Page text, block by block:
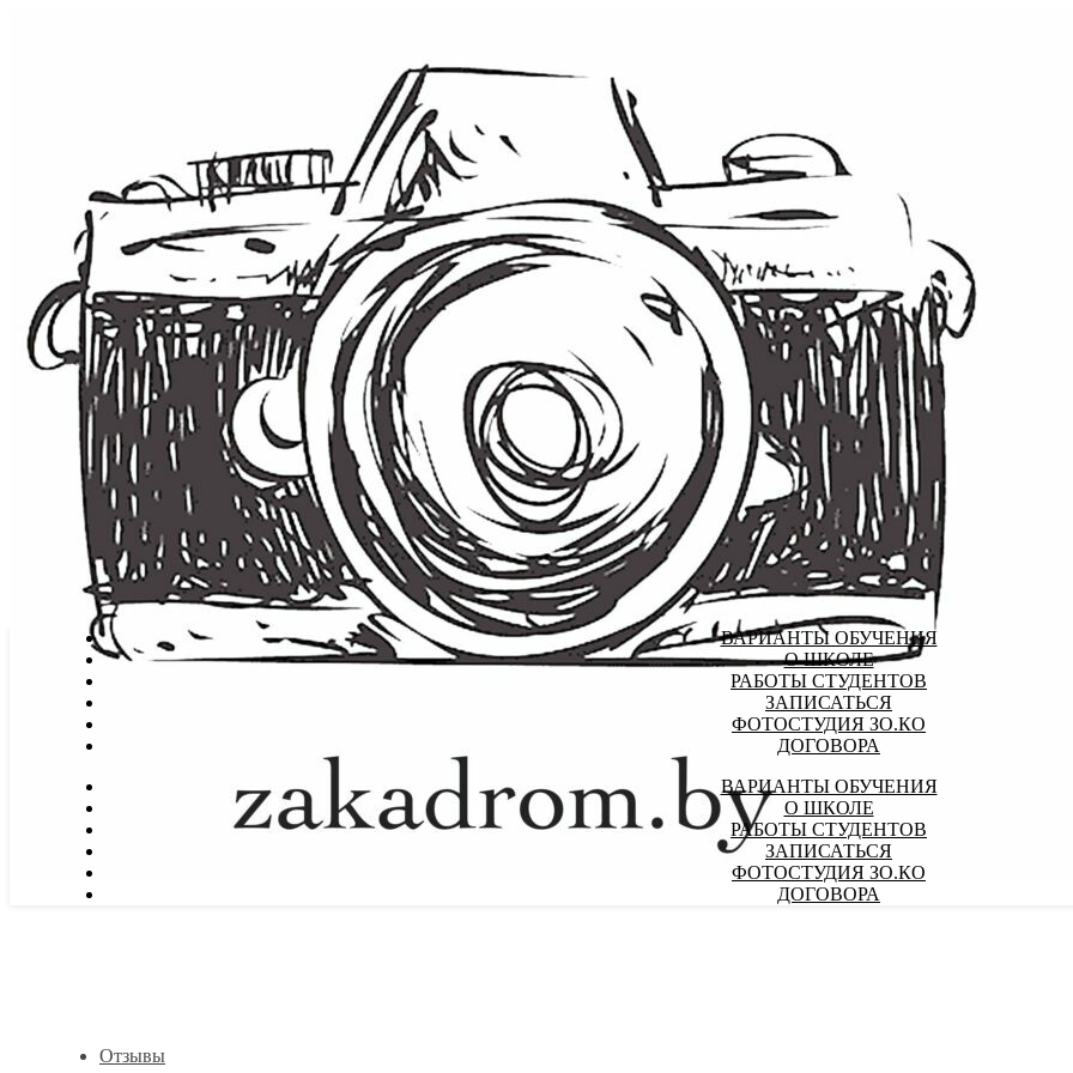
ВАРИАНТЫ ОБУЧЕНИЯ
О ШКОЛЕ
РАБОТЫ СТУДЕНТОВ
ЗАПИСАТЬСЯ
ФОТОСТУДИЯ ЗО.КО
ДОГОВОРА
ВАРИАНТЫ ОБУЧЕНИЯ
О ШКОЛЕ
РАБОТЫ СТУДЕНТОВ
ЗАПИСАТЬСЯ
ФОТОСТУДИЯ ЗО.КО
ДОГОВОРА
Отзывы